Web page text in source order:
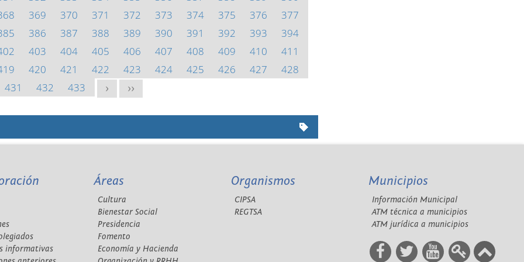
369 370 371 372 373 374 375 376
377
386 387 388 389 390 391 392 393
394
403 404 405 406 407 408 409 410
411
420 421 422 423 424 425 426 427
428
431
432 433 > >>
informativas
Áreas
Cultura
Bienestar Social
Presidencia
Fomento
Economía y Hacienda
Organismos
CIPSA
REGTSA
Municipios
Información Municipal
ATM técnica a municipios
ATM jurídica a municipios